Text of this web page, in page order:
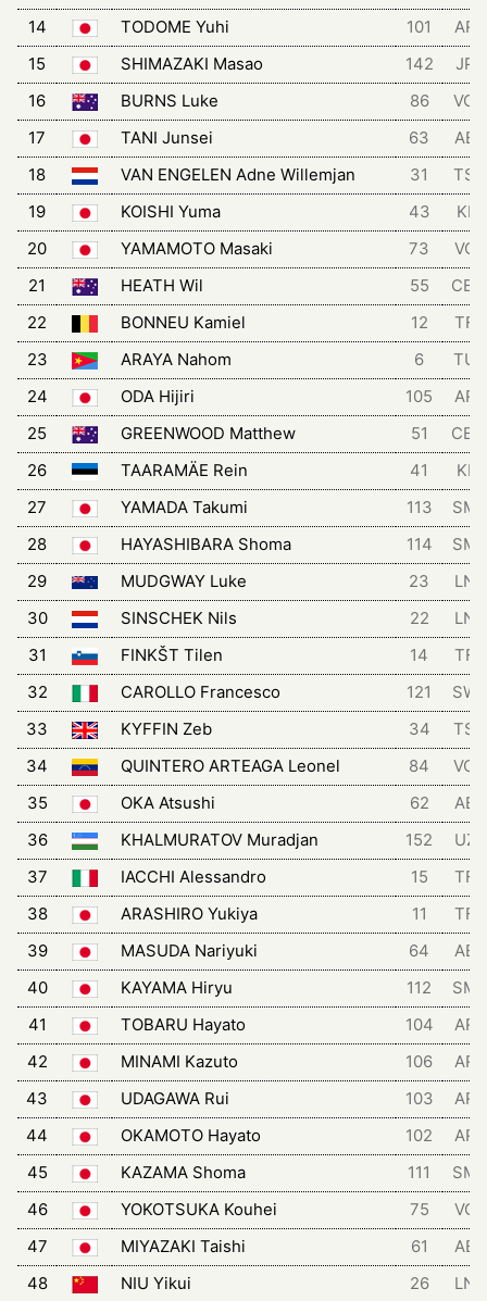
14 TODOME Yuhi 101
ART
15
SHIMAZAKI Masao 142
JPN
16
BURNS Luke 86
VCH
17
TANI Junsei 63
ABZ
18
VAN ENGELEN Adne Willemjan 31
TSG
19
KOISHI Yuma 43
KIN
20
YAMAMOTO Masaki 73
VCF
21
HEATH Wil 55
22
BONNEU Kamiel 12
TFT
23
ARAYA Nahom 6
TUK
24
ODA Hijiri 105
ART
25
GREENWOOD Matthew 51
26
TAARAMÄE Rein 41
KIN
27
YAMADA Takumi 113
28
HAYASHIBARA Shoma 114
29
MUDGWAY Luke 23
LNS
30
SINSCHEK Nils 22
LNS
31
FINKŠT Tilen 14
TFT
32
CAROLLO Francesco 121
33
KYFFIN Zeb 34
TSG
34
QUINTERO ARTEAGA Leonel 84
VCH
35
OKA Atsushi 62
ABZ
36
KHALMURATOV Muradjan 152
UZB
37
IACCHI Alessandro 15
TFT
38
ARASHIRO Yukiya 11
TFT
39
MASUDA Nariyuki 64
ABZ
40
KAYAMA Hiryu 112
41
TOBARU Hayato 104
ART
42
MINAMI Kazuto 106
ART
43
UDAGAWA Rui 103
ART
44
OKAMOTO Hayato 102
ART
45
KAZAMA Shoma 111
46
YOKOTSUKA Kouhei 75
VCF
47
MIYAZAKI Taishi 61
ABZ
48
NIU Yikui 26
LNS